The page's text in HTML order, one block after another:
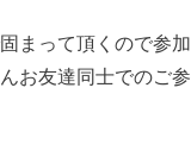
まって頂くので参加
お友達同士でのご参